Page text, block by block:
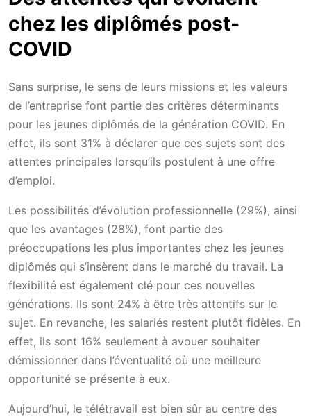
chez les diplômés post-
COVID
Sans surprise, le sens de leurs missions et les valeurs
de l’entreprise font partie des critères déterminants
pour les jeunes diplômés de la génération COVID. En
effet, ils sont 31% à déclarer que ces sujets sont des
attentes principales lorsqu’ils postulent à une offre
d’emploi.
Les possibilités d’évolution professionnelle (29%), ainsi
que les avantages (28%), font partie des
préoccupations les plus importantes chez les jeunes
diplômés qui s’insèrent dans le marché du travail. La
flexibilité est également clé pour ces nouvelles
générations. Ils sont 24% à être très attentifs sur le
sujet. En revanche, les salariés restent plutôt fidèles. En
effet, ils sont 16% seulement à avouer souhaiter
démissionner dans l’éventualité où une meilleure
opportunité se présente à eux.
Aujourd’hui, le télétravail est bien sûr au centre des